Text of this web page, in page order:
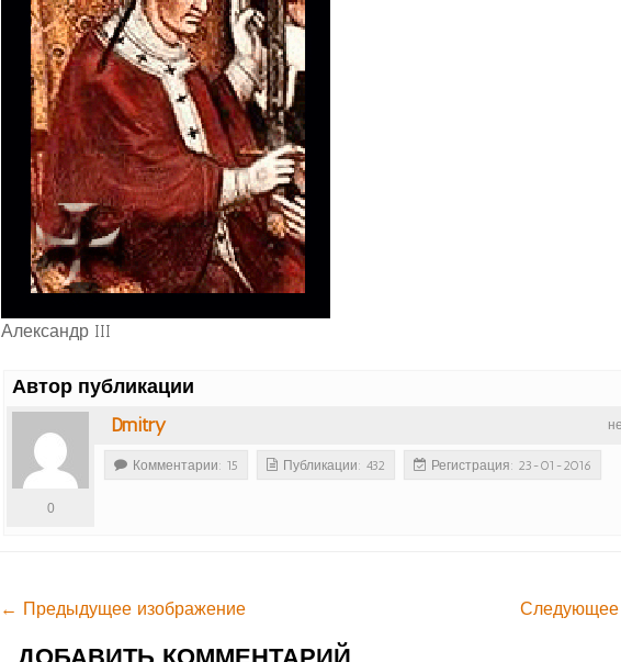
Александр III
Автор публикации
Dmitry
0
Комментарии: 15 Публикации: 432 Регистрация: 23-01-2016
← Предыдущее изображение Следующее